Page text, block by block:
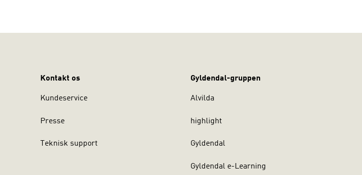
Kontakt os
Kundeservice
Presse
Teknisk support
Gyldendal-gruppen
Alvilda
highlight
Gyldendal
Gyldendal e-Learning